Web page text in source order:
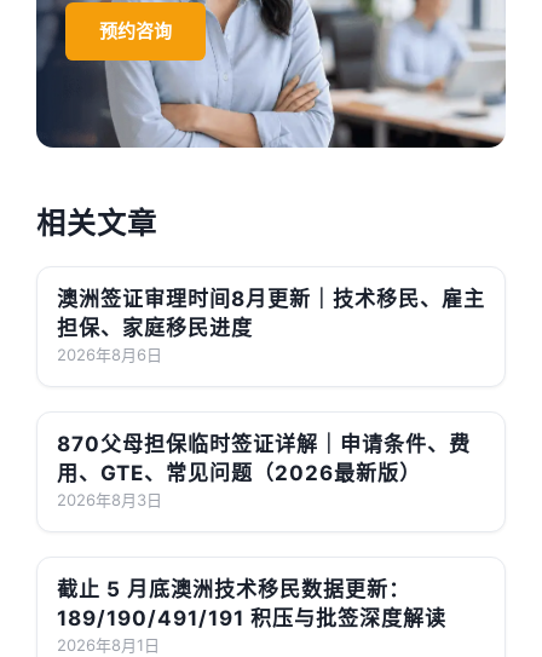
预约咨询
相关文章
澳洲签证审理时间8月更新｜技术移民、雇主
担保、家庭移民进度
2026年8月6日
870父母担保临时签证详解｜申请条件、费
用、GTE、常见问题（2026最新版）
2026年8月3日
截止 5 月底澳洲技术移民数据更新：
189/190/491/191 积压与批签深度解读
2026年8月1日